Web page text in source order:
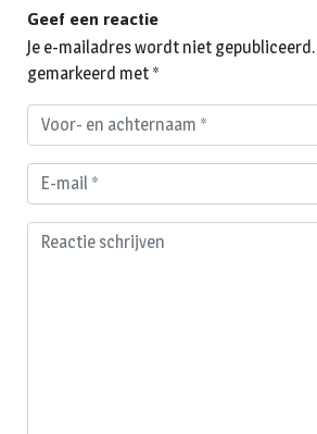
Geef een reactie
Je e-mailadres wordt niet gepubliceerd.
gemarkeerd met *